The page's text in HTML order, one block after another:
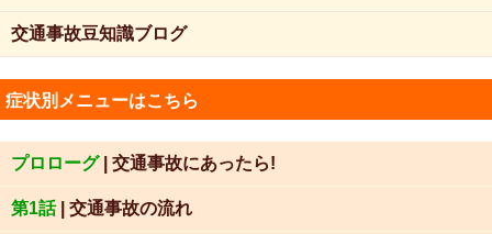
交通事故豆知識ブログ
症状別メニューはこちら
プロローグ| 交通事故にあったら!
第1話| 交通事故の流れ